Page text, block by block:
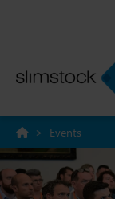
> Events